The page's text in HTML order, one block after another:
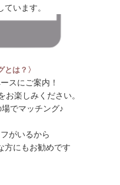
います。
とは？〉
スにご案内！
お楽しみください。
でマッチング♪
がいるから
方にもお勧めです